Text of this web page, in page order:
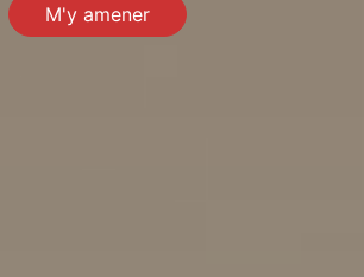
M'y amener